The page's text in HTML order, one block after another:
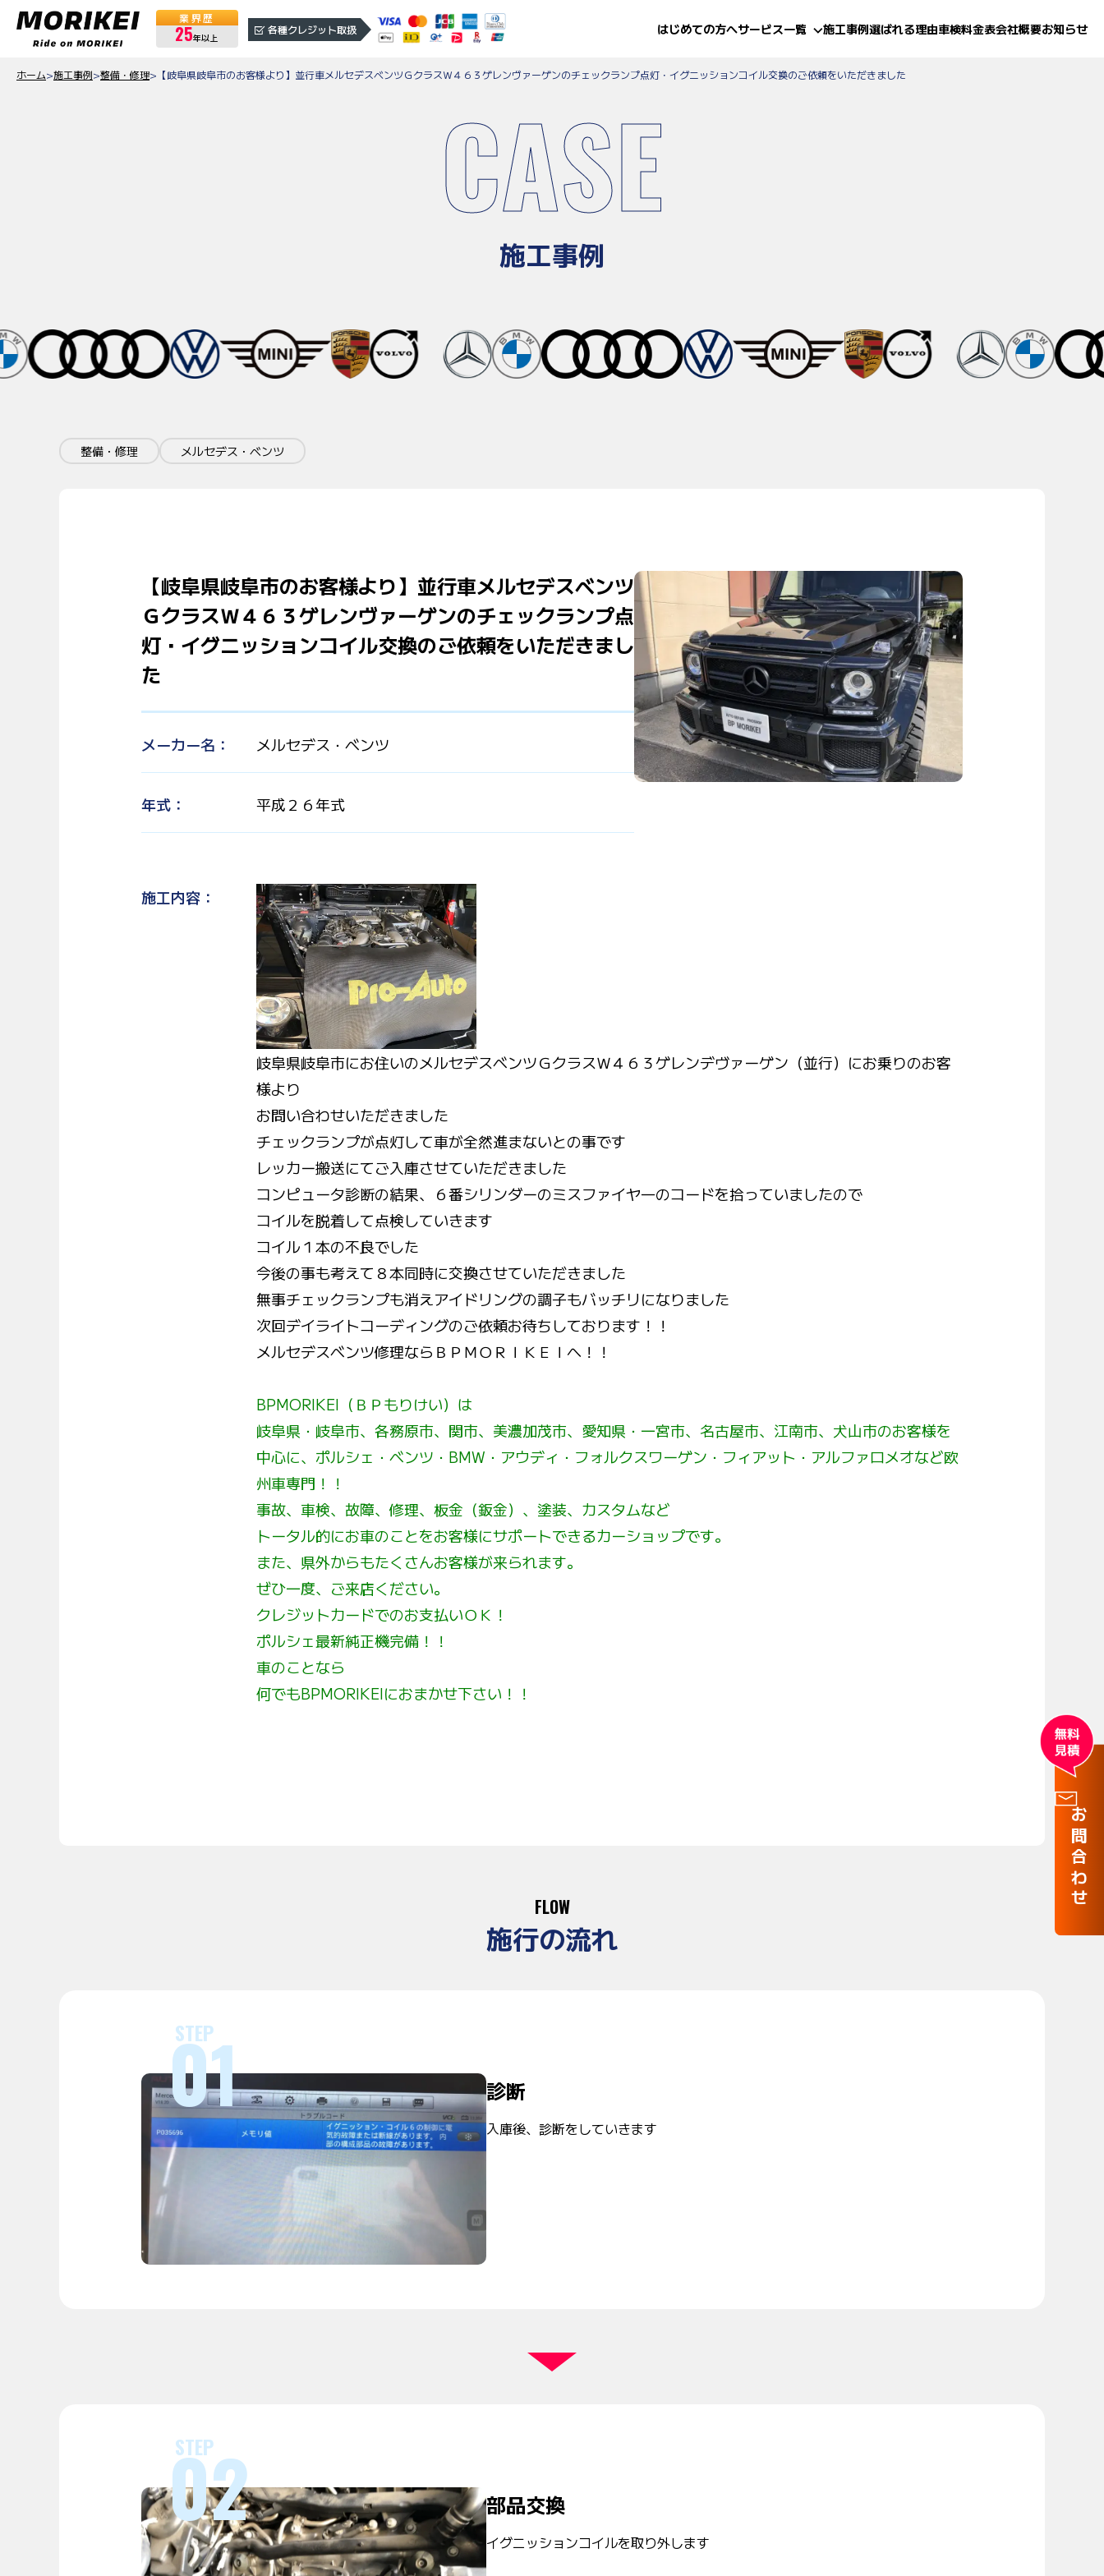
業界歴
25年以上
はじめての方へサービス一覧 施工事例選ばれる理由車検料金表会社概要お知らせ
各種クレジット取扱
ホーム>施工事例>整備・修理> 【岐阜県岐阜市のお客様より】並行車メルセデスベンツＧクラスＷ４６３ゲレンヴァーゲンのチェックランプ点灯・イグニッションコイル交換のご依頼をいただきました
CASE
施工事例
整備・修理 メルセデス・ベンツ
【岐阜県岐阜市のお客様より】並行車メルセデスベンツ
ＧクラスＷ４６３ゲレンヴァーゲンのチェックランプ点
灯・イグニッションコイル交換のご依頼をいただきまし
た
メーカー名 メルセデス・ベンツ
年式 平成２６年式
施工内容
岐阜県岐阜市にお住いのメルセデスベンツＧクラスＷ４６３ゲレンデヴァーゲン（並行）にお乗りのお客
様より
お問い合わせいただきました
チェックランプが点灯して車が全然進まないとの事です
レッカー搬送にてご入庫させていただきました
コンピュータ診断の結果、６番シリンダーのミスファイヤ―のコードを拾っていましたので
コイルを脱着して点検していきます
コイル１本の不良でした
今後の事も考えて８本同時に交換させていただきました
無事チェックランプも消えアイドリングの調子もバッチリになりました
次回デイライトコーディングのご依頼お待ちしております！！
メルセデスベンツ修理ならＢＰＭＯＲＩＫＥＩへ！！
BPMORIKEI（ＢＰもりけい）は
岐阜県・岐阜市、各務原市、関市、美濃加茂市、愛知県・一宮市、名古屋市、江南市、犬山市のお客様を
中心に、ポルシェ・ベンツ・BMW・アウディ・フォルクスワーゲン・フィアット・アルファロメオなど欧
州車専門！！
事故、車検、故障、修理、板金（鈑金）、塗装、カスタムなど
トータル的にお車のことをお客様にサポートできるカーショップです。
また、県外からもたくさんお客様が来られます。
ぜひ一度、ご来店ください。
クレジットカードでのお支払いＯＫ！
ポルシェ最新純正機完備！！
車のことなら
何でもBPMORIKEIにおまかせ下さい！！
FLOW
施行の流れ
診断
入庫後、診断をしていきます
部品交換
イグニッションコイルを取り外します
お問合わせ